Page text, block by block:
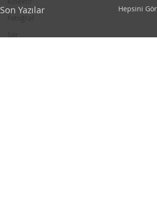
Son Yazılar Hepsini Gör